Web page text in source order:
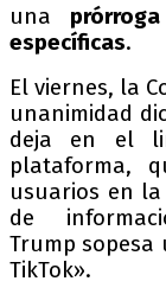
una prórroga
específicas.
El viernes, la
unanimidad
deja en el
plataforma,
usuarios en
de
Trump sopesa
TikTok».